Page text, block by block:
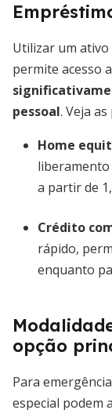
Utilizar um
permite acesso
pessoal. Veja
Home
liberamento
a partir de
Crédito
rápido,
enquanto
opção
Para
especial podem